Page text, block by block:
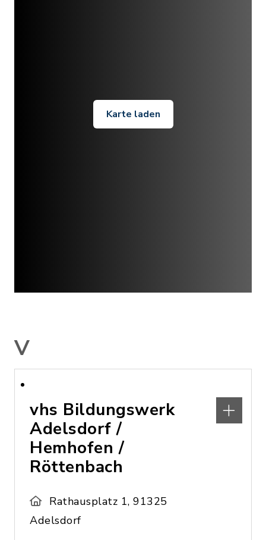
Karte laden
V
vhs Bildungswerk
Adelsdorf /
Hemhofen /
Röttenbach
Rathausplatz 1, 91325
Adelsdorf